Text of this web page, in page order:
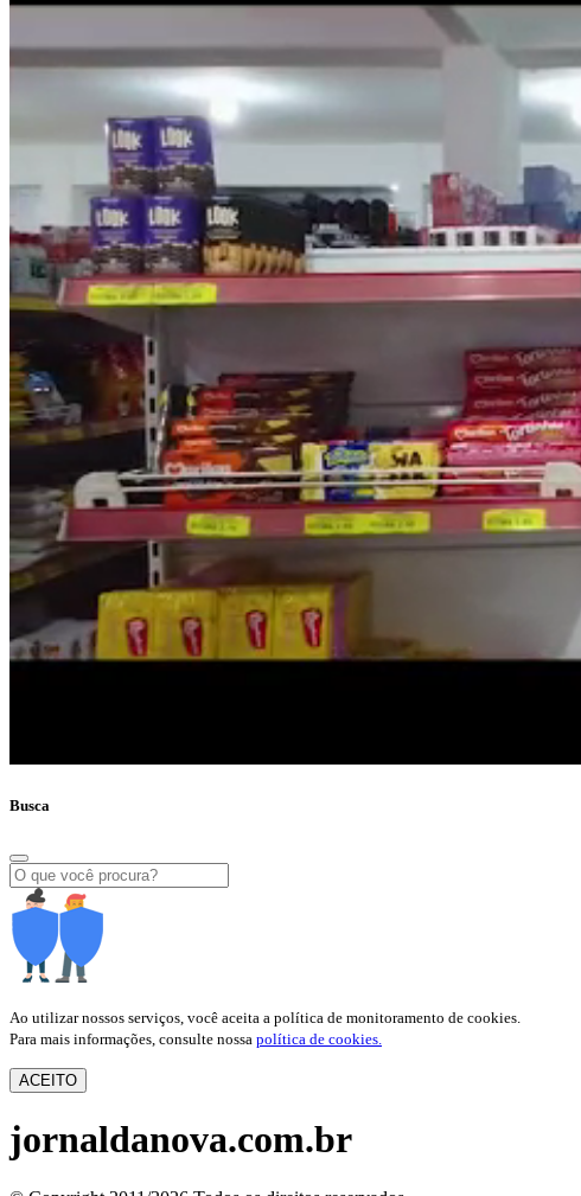
Busca
Ao utilizar nossos serviços, você aceita a política de monitoramento de cookies.
Para mais informações, consulte nossa política de cookies.
ACEITO
jornaldanova.com.br